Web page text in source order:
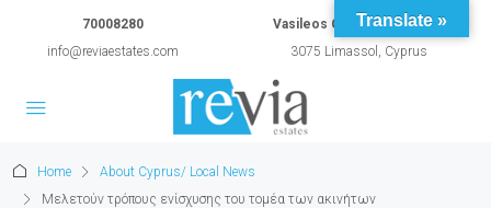
70008280
info@reviaestates.com
Vasileos Constantinou 54A
3075 Limassol, Cyprus
Home
About Cyprus/ Local News
Μελετούν τρόπους ενίσχυσης του τομέα των ακινήτων
Translate »